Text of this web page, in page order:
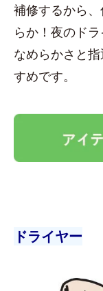
補修するから
らか！夜のド
なめらかさと
すめです。
ドライヤー